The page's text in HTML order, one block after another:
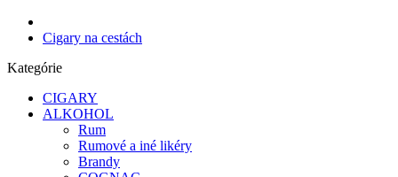
Cigary na cestách
Kategórie
CIGARY
ALKOHOL
Rum
Rumové a iné likéry
Brandy